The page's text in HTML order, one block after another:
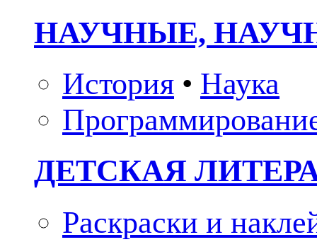
НАУЧНЫЕ,
История • Наука
ДЕТСКАЯ
Раскраски и